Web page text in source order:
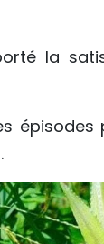
la
épisodes